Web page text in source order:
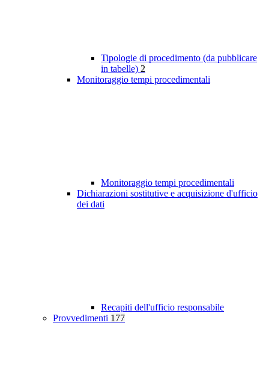
Tipologie di procedimento (da pubblicare
in tabelle) 2
Monitoraggio tempi procedimentali
Monitoraggio tempi procedimentali
Dichiarazioni sostitutive e acquisizione d'ufficio
dei dati
Recapiti dell'ufficio responsabile
Provvedimenti 177